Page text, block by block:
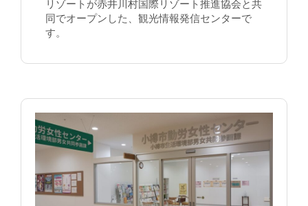
リゾートが赤井川村国際リゾート推進協会と共
同でオープンした、観光情報発信センターで
す。